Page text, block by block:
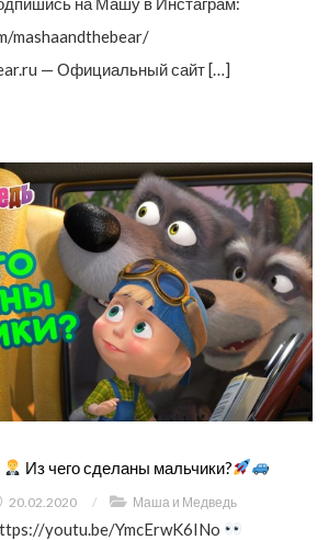
mashaandthebear/
— Официальный сайт […]
Из чего сделаны мальчики?
20.02.2020 / Маша и Медведь
youtu.be/YmcErwK6INo